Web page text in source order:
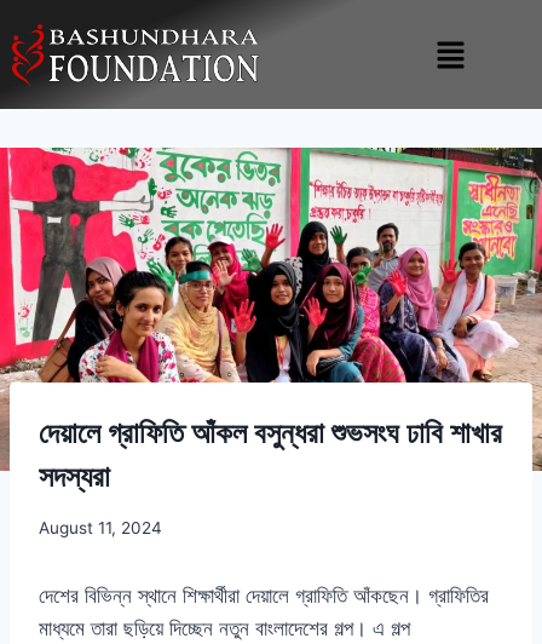
দেয়ালে গ্রাফিতি আঁকল বসুন্ধরা শুভসংঘ ঢাবি শাখার
সদস্যরা
August 11, 2024
দেশের বিভিন্ন স্থানে শিক্ষার্থীরা দেয়ালে গ্রাফিতি আঁকছেন। গ্রাফিতির
মাধ্যমে তারা ছড়িয়ে দিচ্ছেন নতুন বাংলাদেশের গল্প। এ গল্প